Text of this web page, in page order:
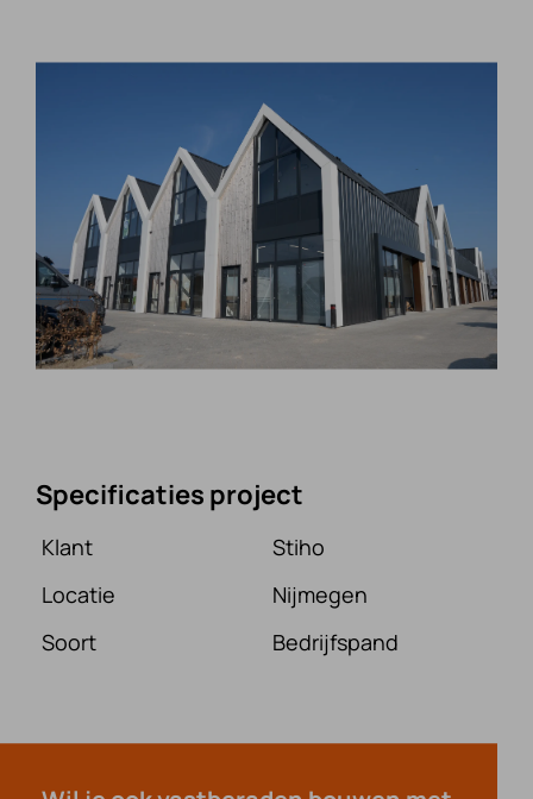
Specificaties project
Klant
Stiho
Locatie
Nijmegen
Soort
Bedrijfspand